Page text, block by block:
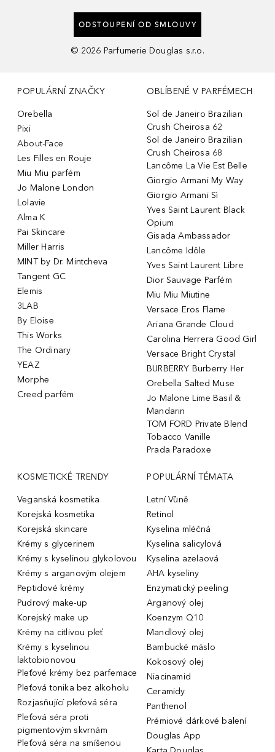
ODSTOUPENÍ OD SMLOUVY
© 2026 Parfumerie Douglas s.r.o.
POPULÁRNÍ ZNAČKY
Orebella
Pixi
About-Face
Les Filles en Rouje
Miu Miu parfém
Jo Malone London
Lolavie
Alma K
Pai Skincare
Miller Harris
MINT by Dr. Mintcheva
Tangent GC
Elemis
3LAB
By Eloise
This Works
The Ordinary
YEAZ
Morphe
Creed parfém
OBLÍBENÉ V PARFÉMECH
Sol de Janeiro Brazilian
Crush Cheirosa 62
Sol de Janeiro Brazilian
Crush Cheirosa 68
Lancôme La Vie Est Belle
Giorgio Armani My Way
Giorgio Armani Sì
Yves Saint Laurent Black
Opium
Gisada Ambassador
Lancôme Idôle
Yves Saint Laurent Libre
Dior Sauvage Parfém
Miu Miu Miutine
Versace Eros Flame
Ariana Grande Cloud
Carolina Herrera Good Girl
Versace Bright Crystal
BURBERRY Burberry Her
Orebella Salted Muse
Jo Malone Lime Basil &
Mandarin
TOM FORD Private Blend
Tobacco Vanille
Prada Paradoxe
KOSMETICKÉ TRENDY
Veganská kosmetika
Korejská kosmetika
Korejská skincare
Krémy s glycerinem
Krémy s kyselinou glykolovou
Krémy s arganovým olejem
Peptidové krémy
Pudrový make-up
Korejský make up
Krémy na citlivou pleť
Krémy s kyselinou
laktobionovou
Pleťové krémy bez parfemace
Pleťová tonika bez alkoholu
Rozjasňující pleťová séra
Pleťová séra proti
pigmentovým skvrnám
Pleťová séra na smíšenou
POPULÁRNÍ TÉMATA
Letní Vůně
Retinol
Kyselina mléčná
Kyselina salicylová
Kyselina azelaová
AHA kyseliny
Enzymatický peeling
Arganový olej
Koenzym Q10
Mandlový olej
Bambucké máslo
Kokosový olej
Niacinamid
Ceramidy
Panthenol
Prémiové dárkové balení
Douglas App